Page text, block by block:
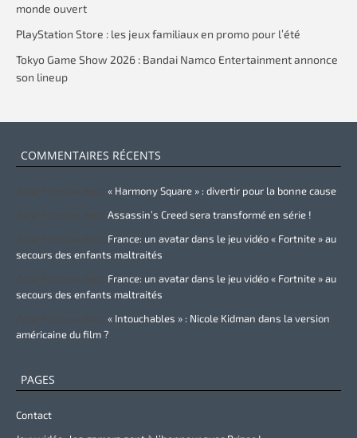
monde ouvert
PlayStation Store : les jeux familiaux en promo pour l’été
Tokyo Game Show 2026 : Bandai Namco Entertainment annonce
son lineup
COMMENTAIRES RÉCENTS
« Harmony Square » : divertir pour la bonne cause
Assassin’s Creed sera transformé en série !
France: un avatar dans le jeu vidéo « Fortnite » au
secours des enfants maltraités
France: un avatar dans le jeu vidéo « Fortnite » au
secours des enfants maltraités
« Intouchables » : Nicole Kidman dans la version
américaine du film ?
PAGES
Contact